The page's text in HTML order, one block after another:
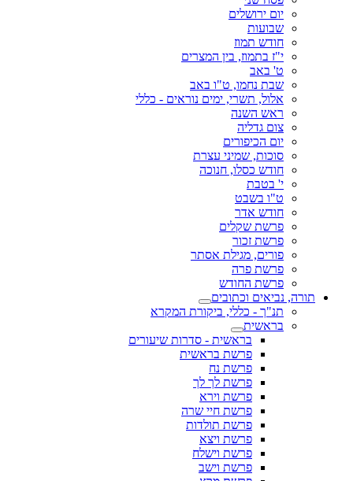
יום ירושלים
שבועות
חודש תמוז
י"ז בתמוז, בין המצרים
ט' באב
שבת נחמו, ט"ו באב
אלול, תשרי, ימים נוראים - כללי
ראש השנה
צום גדליה
יום הכיפורים
סוכות, שמיני עצרת
חודש כסלו, חנוכה
י' בטבת
ט"ו בשבט
חודש אדר
פרשת שקלים
פרשת זכור
פורים, מגילת אסתר
פרשת פרה
פרשת החודש
תורה, נביאים וכתובים
תנ"ך - כללי, ביקורת המקרא
בראשית
בראשית - סדרות שיעורים
פרשת בראשית
פרשת נח
פרשת לך לך
פרשת וירא
פרשת חיי שרה
פרשת תולדות
פרשת ויצא
פרשת וישלח
פרשת וישב